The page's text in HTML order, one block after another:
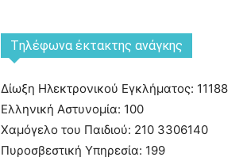
Tηλέφωνα έκτακτης ανάγκης
Δίωξη Ηλεκτρονικού Εγκλήματος: 11188
Ελληνική Αστυνομία: 100
Χαμόγελο του Παιδιού: 210 3306140
Πυροσβεστική Υπηρεσία: 199